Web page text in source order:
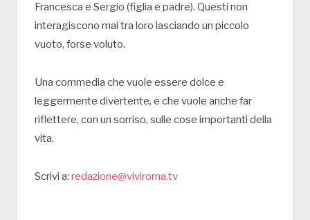
Francesca e Sergio (figlia e padre). Questi non
interagiscono mai tra loro lasciando un piccolo
vuoto, forse voluto.
Una commedia che vuole essere dolce e
leggermente divertente, e che vuole anche far
riflettere, con un sorriso, sulle cose importanti della
vita.
Scrivi a: redazione@viviroma.tv